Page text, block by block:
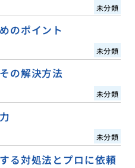
未分類
のポイント
未分類
の解決方法
未分類
未分類
る対処法とプロに依頼